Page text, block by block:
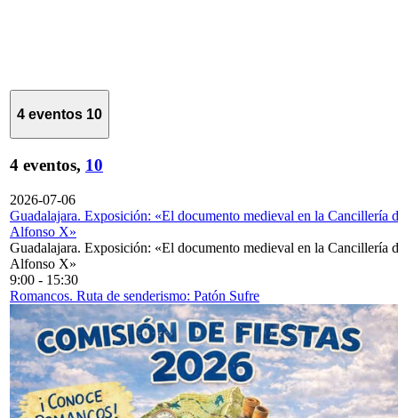
4 eventos 10
4 eventos, 10
2026-07-06
Guadalajara. Exposición: «El documento medieval en la Cancillería
Alfonso X»
Guadalajara. Exposición: «El documento medieval en la Cancillería
Alfonso X»
9:00 - 15:30
Romancos. Ruta de senderismo: Patón Sufre